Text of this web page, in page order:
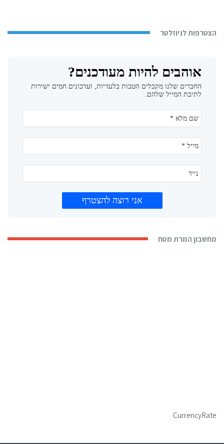
הצטרפות לניוזלטר
מחשבון המרת מטח
CurrencyRate